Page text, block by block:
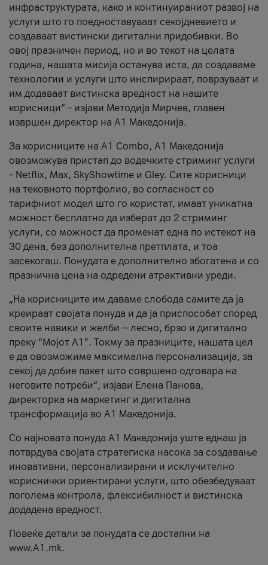
инфраструктурата, како и континуираниот развој на
услуги што го поедноставуваат секојдневието и
создаваат вистински дигитални придобивки. Во
овој празничен период, но и во текот на целата
година, нашата мисија останува иста, да создаваме
технологии и услуги што инспирираат, поврзуваат и
им додаваат вистинска вредност на нашите
корисници“ – изјави Методија Мирчев, главен
извршен директор на А1 Македонија.
За корисниците на A1 Combo, А1 Македонија
овозможува пристап до водечките стриминг услуги
– Netflix, Max, SkyShowtime и Gley. Сите корисници
на тековното портфолио, во согласност со
тарифниот модел што го користат, имаат уникатна
можност бесплатно да изберат до 2 стриминг
услуги, со можност да променат една по истекот на
30 дена, без дополнителна претплата, и тоа
засекогаш. Понудата е дополнително збогатена и со
празнична цена на одредени атрактивни уреди.
„На корисниците им даваме слобода самите да ја
креираат својата понуда и да ја приспособат според
своите навики и желби — лесно, брзо и дигитално
преку “Мојот А1”. Токму за празниците, нашата цел
е да овозможиме максимална персонализација, за
секој да добие пакет што совршено одговара на
неговите потреби“, изјави Елена Панова,
директорка на маркетинг и дигитална
трансформација во А1 Македонија.
Со најновата понуда А1 Македонија уште еднаш ја
потврдува својата стратегиска насока за создавање
иновативни, персонализирани и исклучително
кориснички ориентирани услуги, што обезбедуваат
поголема контрола, флексибилност и вистинска
додадена вредност.
Повеќе детали за понудата се достапни на
www.А1.mk.